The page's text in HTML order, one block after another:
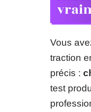
Vous
traction
précis :
test